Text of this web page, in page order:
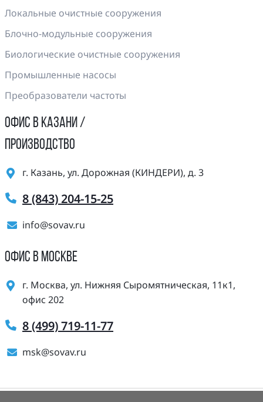
Локальные очистные сооружения
Блочно-модульные сооружения
Биологические очистные сооружения
Промышленные насосы
Преобразователи частоты
ОФИС В КАЗАНИ /
ПРОИЗВОДСТВО
г. Казань, ул. Дорожная (КИНДЕРИ), д. 3
8 (843) 204-15-25
info@sovav.ru
ОФИС В МОСКВЕ
г. Москва, ул. Нижняя Сыромятническая, 11к1,
офис 202
8 (499) 719-11-77
msk@sovav.ru